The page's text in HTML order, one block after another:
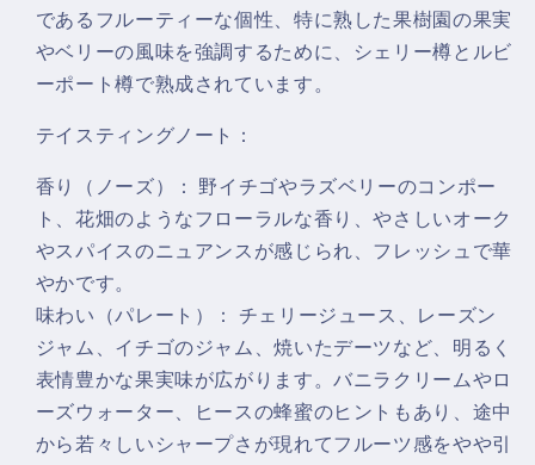
であるフルーティーな個性、特に熟した果樹園の果実
やベリーの風味を強調するために、シェリー樽とルビ
ーポート樽で熟成されています。
テイスティングノート：
香り（ノーズ）： 野イチゴやラズベリーのコンポー
ト、花畑のようなフローラルな香り、やさしいオーク
やスパイスのニュアンスが感じられ、フレッシュで華
やかです。
味わい（パレート）： チェリージュース、レーズン
ジャム、イチゴのジャム、焼いたデーツなど、明るく
表情豊かな果実味が広がります。バニラクリームやロ
ーズウォーター、ヒースの蜂蜜のヒントもあり、途中
から若々しいシャープさが現れてフルーツ感をやや引